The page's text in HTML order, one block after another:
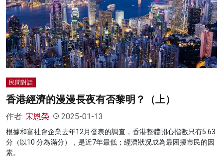
民間對話
香港經濟的漫漫長夜有否黎明？（上）
作者: 宋恩榮 2025-01-13
根據和富社會企業去年12月發表的調查，香港整體開心指數只有5.63
分（以10 分為滿分），是近7年最低；經濟狀况成為最困擾市民的因
素。